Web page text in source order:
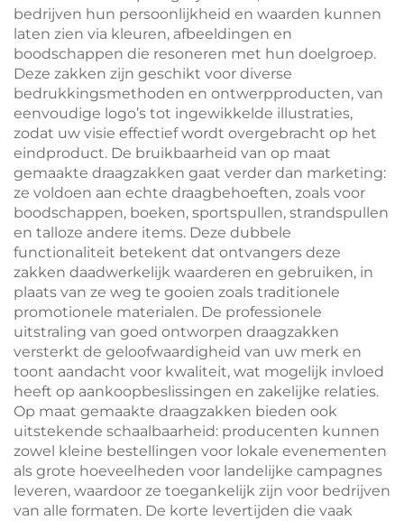
bedrijven hun persoonlijkheid en waarden kunnen
laten zien via kleuren, afbeeldingen en
boodschappen die resoneren met hun doelgroep.
Deze zakken zijn geschikt voor diverse
bedrukkingsmethoden en ontwerpproducten, van
eenvoudige logo’s tot ingewikkelde illustraties,
zodat uw visie effectief wordt overgebracht op het
eindproduct. De bruikbaarheid van op maat
gemaakte draagzakken gaat verder dan marketing:
ze voldoen aan echte draagbehoeften, zoals voor
boodschappen, boeken, sportspullen, strandspullen
en talloze andere items. Deze dubbele
functionaliteit betekent dat ontvangers deze
zakken daadwerkelijk waarderen en gebruiken, in
plaats van ze weg te gooien zoals traditionele
promotionele materialen. De professionele
uitstraling van goed ontworpen draagzakken
versterkt de geloofwaardigheid van uw merk en
toont aandacht voor kwaliteit, wat mogelijk invloed
heeft op aankoopbeslissingen en zakelijke relaties.
Op maat gemaakte draagzakken bieden ook
uitstekende schaalbaarheid: producenten kunnen
zowel kleine bestellingen voor lokale evenementen
als grote hoeveelheden voor landelijke campagnes
leveren, waardoor ze toegankelijk zijn voor bedrijven
van alle formaten. De korte levertijden die vaak